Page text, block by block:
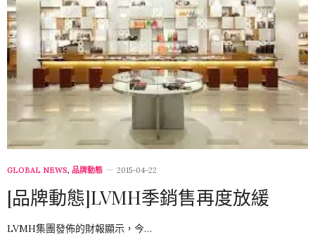
GLOBAL NEWS, 品牌動態 2015-04-22
[品牌動態]LVMH季銷售再度放緩
LVMH集團發佈的財報顯示，今…